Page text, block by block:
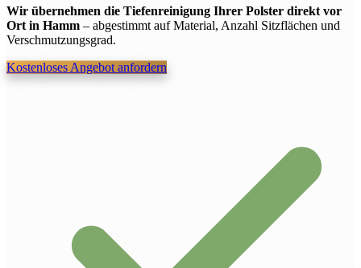
Wir übernehmen die Tiefenreinigung Ihrer Polster direkt vor
Ort in Hamm– abgestimmt auf Material, Anzahl Sitzflächen und
Verschmutzungsgrad.
Kostenloses Angebot anfordern